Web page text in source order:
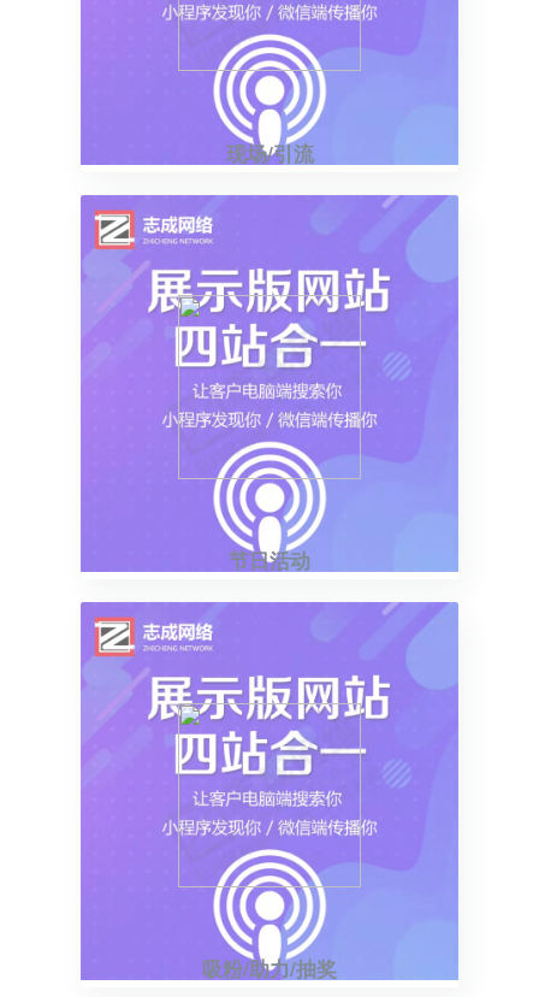
现场/引流
节日活动
吸粉/助力/抽奖